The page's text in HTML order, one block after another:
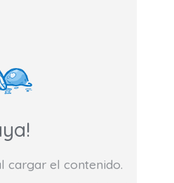
cargar el contenido.